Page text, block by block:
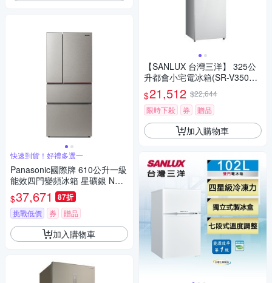
快速到貨！好禮多選一
Panasonic國際牌 610公升一級
能效四門變頻冰箱 星礦銀 NR-
D615XV-S1
$37,671 87折
挑戰低價 券 贈品
加入購物車
【SANLUX 台灣三洋】 325公
升都會小宅電冰箱(SR-V350B
F)
$21,512 $22,644
限時下殺
券 贈品
加入購物車